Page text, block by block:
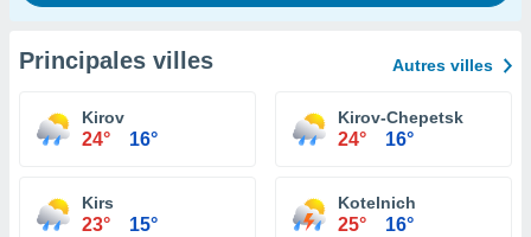
Principales villes Autres villes
Kirov
24° 16°
Kirov-Chepetsk
24° 16°
Kirs
23° 15°
Kotelnich
25° 16°